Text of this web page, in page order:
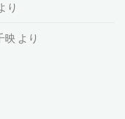
り
映 より